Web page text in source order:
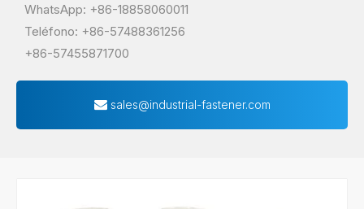
WhatsApp: +86-18858060011
Teléfono: +86-57488361256
+86-57455871700
sales@industrial-fastener.com